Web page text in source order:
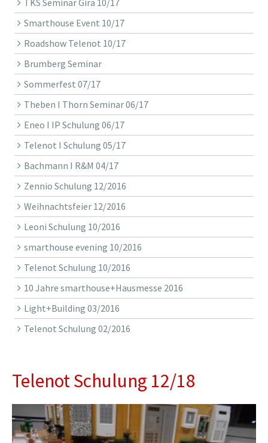
TKS Seminar Gira 10/17
Smarthouse Event 10/17
Roadshow Telenot 10/17
Brumberg Seminar
Sommerfest 07/17
Theben I Thorn Seminar 06/17
Eneo I IP Schulung 06/17
Telenot I Schulung 05/17
Bachmann I R&M 04/17
Zennio Schulung 12/2016
Weihnachtsfeier 12/2016
Leoni Schulung 10/2016
smarthouse evening 10/2016
Telenot Schulung 10/2016
10 Jahre smarthouse+Hausmesse 2016
Light+Building 03/2016
Telenot Schulung 02/2016
Telenot Schulung 12/18